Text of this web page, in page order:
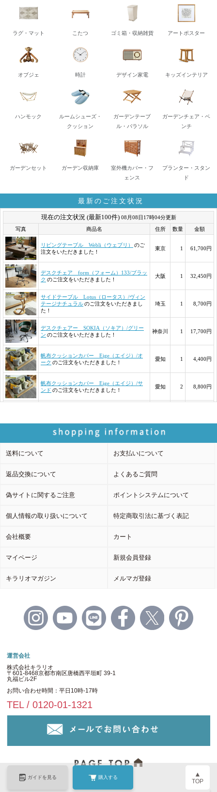
ガイドを見る 購入する ▲
TOP
ラグ・マット こたつ ゴミ箱・収納雑貨 アートポスター
オブジェ 時計 デザイン家電 キッズインテリア
ハンモック
ルームシューズ・
クッション
ガーデンテーブ
ル・パラソル
ガーデンチェア・ベ
ンチ
ガーデンセット ガーデン収納庫
室外機カバー・フ
ェンス
プランター・スタン
ド
最新のご注文状況
送料について お支払いについて
返品交換について よくあるご質問
偽サイトに関するご注意 ポイントシステムについて
個人情報の取り扱いについて 特定商取引法に基づく表記
会社概要 カート
マイページ 新規会員登録
キラリオマガジン メルマガ登録
運営会社
株式会社キラリオ
〒601-8468京都市南区唐橋西平垣町 39-1
丸福ビル2F
お問い合わせ時間：平日10時-17時
TEL / 0120-01-1321